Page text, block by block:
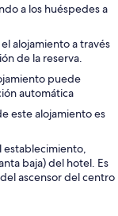
a los huéspedes a
alojamiento a través
de la reserva.
puede
automática
este alojamiento es
establecimiento,
baja) del hotel. Es
ascensor del centro